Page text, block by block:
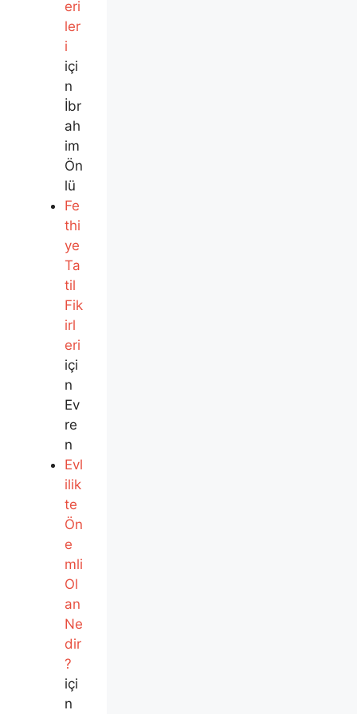
eri
ler
i
içi
n
İbr
ah
im
Ön
lü
Fe
thi
ye
Ta
til
Fik
irl
eri
içi
n
Ev
re
n
Evl
ilik
te
Ön
e
mli
Ol
an
Ne
dir
?
içi
n